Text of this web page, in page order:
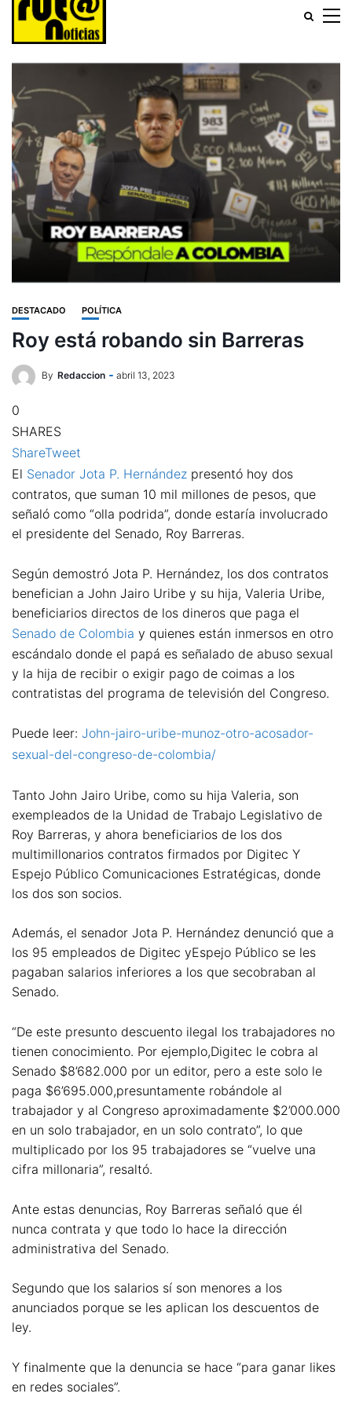
DESTACADO POLÍTICA
Roy está robando sin Barreras
By Redaccion abril 13, 2023
0
SHARES
ShareTweet
El Senador Jota P. Hernández presentó hoy dos
contratos, que suman 10 mil millones de pesos, que
señaló como “olla podrida”, donde estaría involucrado
el presidente del Senado, Roy Barreras.
Según demostró Jota P. Hernández, los dos contratos
benefician a John Jairo Uribe y su hija, Valeria Uribe,
beneficiarios directos de los dineros que paga el
Senado de Colombia y quienes están inmersos en otro
escándalo donde el papá es señalado de abuso sexual
y la hija de recibir o exigir pago de coimas a los
contratistas del programa de televisión del Congreso.
Puede leer: John-jairo-uribe-munoz-otro-acosador-
sexual-del-congreso-de-colombia/
Tanto John Jairo Uribe, como su hija Valeria, son
exempleados de la Unidad de Trabajo Legislativo de
Roy Barreras, y ahora beneficiarios de los dos
multimillonarios contratos firmados por Digitec Y
Espejo Público Comunicaciones Estratégicas, donde
los dos son socios.
Además, el senador Jota P. Hernández denunció que a
los 95 empleados de Digitec yEspejo Público se les
pagaban salarios inferiores a los que secobraban al
Senado.
“De este presunto descuento ilegal los trabajadores no
tienen conocimiento. Por ejemplo,Digitec le cobra al
Senado $8’682.000 por un editor, pero a este solo le
paga $6’695.000,presuntamente robándole al
trabajador y al Congreso aproximadamente $2’000.000
en un solo trabajador, en un solo contrato”, lo que
multiplicado por los 95 trabajadores se “vuelve una
cifra millonaria”, resaltó.
Ante estas denuncias, Roy Barreras señaló que él
nunca contrata y que todo lo hace la dirección
administrativa del Senado.
Segundo que los salarios sí son menores a los
anunciados porque se les aplican los descuentos de
ley.
Y finalmente que la denuncia se hace “para ganar likes
en redes sociales”.